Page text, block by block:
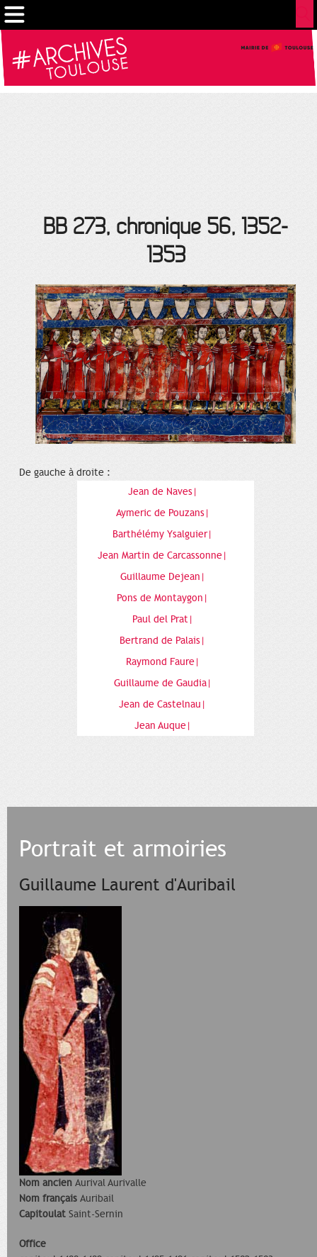
BB 273, chronique 56, 1352-
1353
De gauche à droite :
Jean de Naves|
Aymeric de Pouzans|
Barthélémy Ysalguier|
Jean Martin de Carcassonne|
Guillaume Dejean|
Pons de Montaygon|
Paul del Prat|
Bertrand de Palais|
Raymond Faure|
Guillaume de Gaudia|
Jean de Castelnau|
Jean Auque|
Portrait et armoiries
Guillaume Laurent d'Auribail
Nom ancien Aurival Aurivalle
Nom français Auribail
Capitoulat Saint-Sernin
Office
Gestion de vos préférences sur les cookies